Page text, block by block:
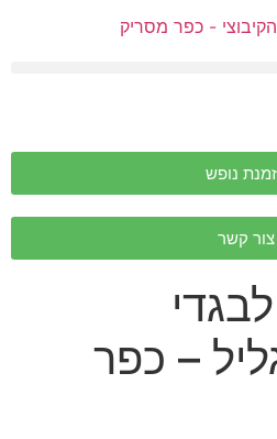
נופש
צור קשר
– כפר